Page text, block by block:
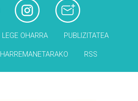
LEGE OHARRA PUBLIZITATEA
HARREMANETARAKO RSS